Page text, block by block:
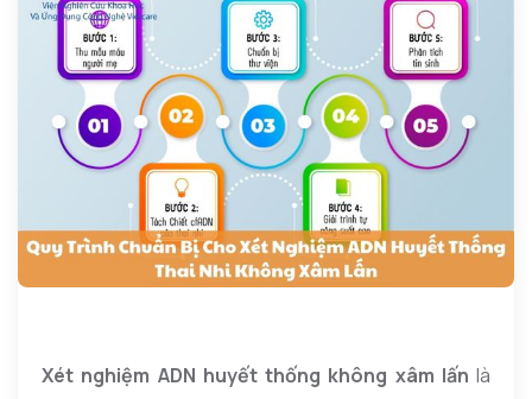
Xét nghiệm ADN huyết thống không xâm lấn là